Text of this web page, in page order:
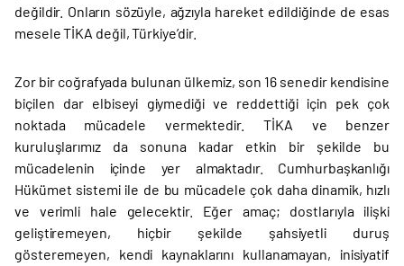
değildir. Onların sözüyle, ağzıyla hareket edildiğinde de esas
mesele TİKA değil, Türkiye’dir.
Zor bir coğrafyada bulunan ülkemiz, son 16 senedir kendisine
biçilen dar elbiseyi giymediği ve reddettiği için pek çok
noktada mücadele vermektedir. TİKA ve benzer
kuruluşlarımız da sonuna kadar etkin bir şekilde bu
mücadelenin içinde yer almaktadır. Cumhurbaşkanlığı
Hükümet sistemi ile de bu mücadele çok daha dinamik, hızlı
ve verimli hale gelecektir. Eğer amaç; dostlarıyla ilişki
geliştiremeyen, hiçbir şekilde şahsiyetli duruş
gösteremeyen, kendi kaynaklarını kullanamayan, inisiyatif